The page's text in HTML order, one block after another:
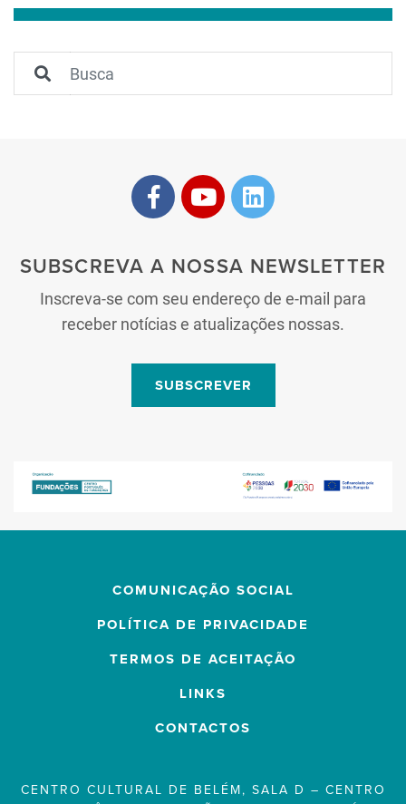
SUBSCREVA A NOSSA NEWSLETTER
Inscreva-se com seu endereço de e-mail para
receber notícias e atualizações nossas.
SUBSCREVER
COMUNICAÇÃO SOCIAL
POLÍTICA DE PRIVACIDADE
TERMOS DE ACEITAÇÃO
LINKS
CONTACTOS
CENTRO CULTURAL DE BELÉM, SALA D – CENTRO